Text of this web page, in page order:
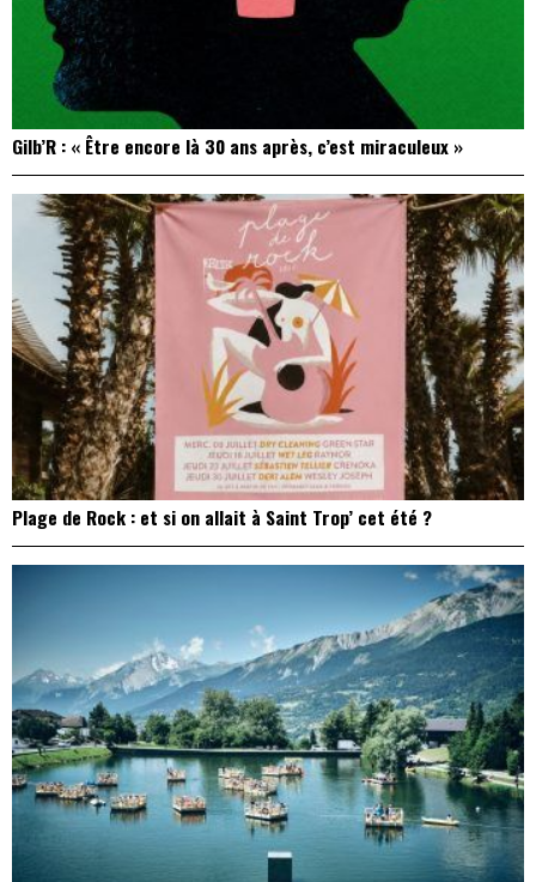
Gilb’R : « Être encore là 30 ans après, c’est miraculeux »
Plage de Rock : et si on allait à Saint Trop’ cet été ?